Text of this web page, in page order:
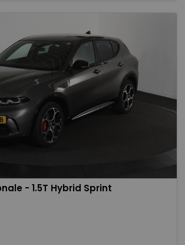
- 1.5T Hybrid Sprint